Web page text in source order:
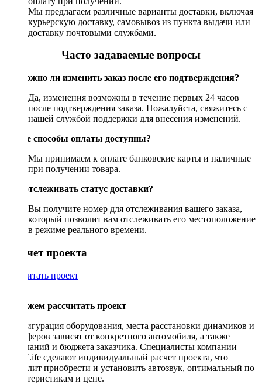
Мы предлагаем различные варианты доставки, включая
курьерскую доставку, самовывоз из пункта выдачи или
доставку почтовыми службами.
Часто задаваемые вопросы
Возможно ли изменить заказ после его подтверждения?
Да, изменения возможны в течение первых 24 часов
после подтверждения заказа. Пожалуйста, свяжитесь с
нашей службой поддержки для внесения изменений.
Какие способы оплаты доступны?
Мы принимаем к оплате банковские карты и наличные
при получении товара.
Как отслеживать статус доставки?
Вы получите номер для отслеживания вашего заказа,
который позволит вам отслеживать его местоположение
в режиме реального времени.
Рассчет проекта
Рассчитать проект
Поможем рассчитать проект
Конфигурация оборудования, места расстановки динамиков и
сабвуферов зависят от конкретного автомобиля, а также
пожеланий и бюджета заказчика. Специалисты компании
DriveLife сделают индивидуальный расчет проекта, что
позволит приобрести и установить автозвук, оптимальный по
характеристикам и цене.